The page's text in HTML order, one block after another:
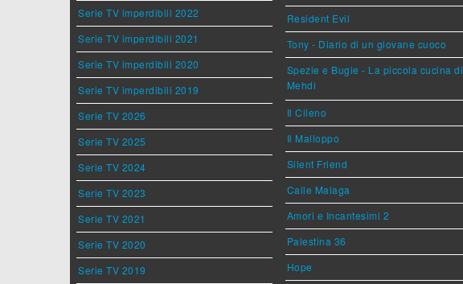
Serie TV imperdibili 2022
Serie TV imperdibili 2021
Serie TV imperdibili 2020
Serie TV imperdibili 2019
Serie TV 2026
Serie TV 2025
Serie TV 2024
Serie TV 2023
Serie TV 2021
Serie TV 2020
Serie TV 2019
Resident Evil
Tony - Diario di un giovane cuoco
Spezie e Bugie - La piccola cucina di
Mehdi
Il Cileno
Il Malloppo
Silent Friend
Calle Malaga
Amori e Incantesimi 2
Palestina 36
Hope